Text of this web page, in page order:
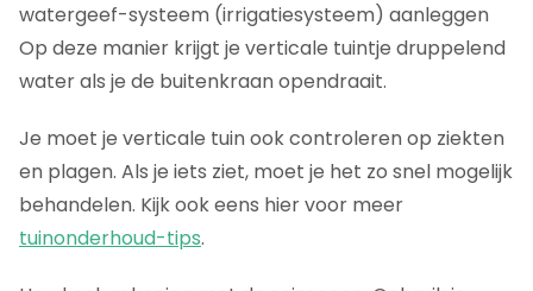
watergeef-systeem (irrigatiesysteem) aanleggen
Op deze manier krijgt je verticale tuintje druppelend
water als je de buitenkraan opendraait.
Je moet je verticale tuin ook controleren op ziekten
en plagen. Als je iets ziet, moet je het zo snel mogelijk
behandelen. Kijk ook eens hier voor meer
tuinonderhoud-tips.